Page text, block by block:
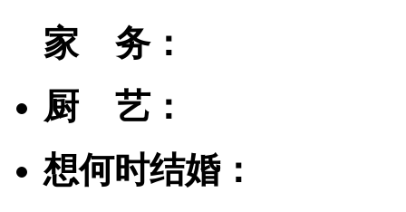
家 务：
厨 艺：
想何时结婚：